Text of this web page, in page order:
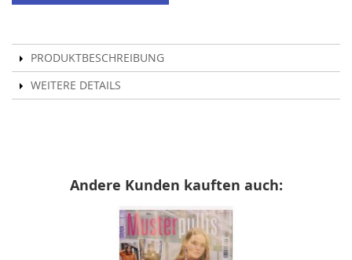
PRODUKTBESCHREIBUNG
WEITERE DETAILS
Andere Kunden kauften auch: